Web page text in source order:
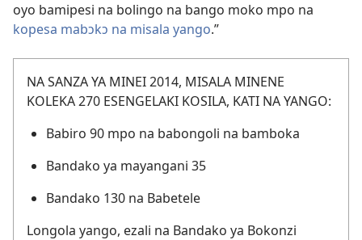
oyo bamipesi na bolingo na bango moko mpo na
kopesa mabɔkɔ na misala yango.”
NA SANZA YA MINEI 2014, MISALA MINENE
KOLEKA 270 ESENGELAKI KOSILA, KATI NA YANGO:
Babiro 90 mpo na babongoli na bamboka
Bandako ya mayangani 35
Bandako 130 na Babetele
Longola yango, ezali na Bandako ya Bokonzi